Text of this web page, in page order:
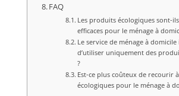
FAQ
Les produits écologiques sont-
efficaces pour le ménage à
Le service de ménage à
d’utiliser uniquement des
?
Est-ce plus coûteux de recourir
écologiques pour le ménage à